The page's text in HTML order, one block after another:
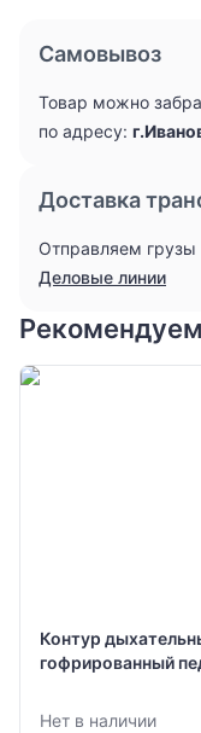
Самовывоз
Товар можно
по адресу:
Доставка
Отправляем грузы
Деловые линии
Контур
гофрированный
Нет в наличии